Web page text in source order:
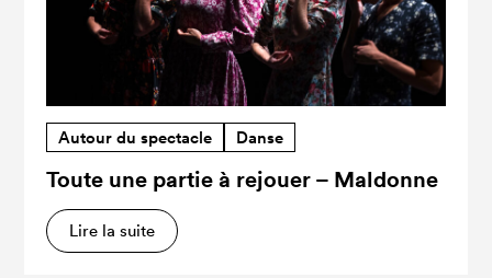
Autour du spectacle Danse
Toute une partie à rejouer – Maldonne
Lire la suite